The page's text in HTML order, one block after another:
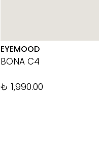
EYEMOOD
BONA C4
₺ 1,990.00